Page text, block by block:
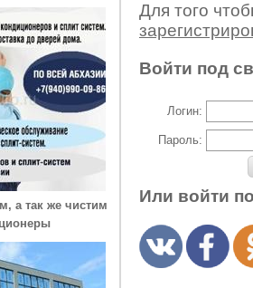
а так же чистим
Для того
Войти под
Логин:
Пароль:
Или войти